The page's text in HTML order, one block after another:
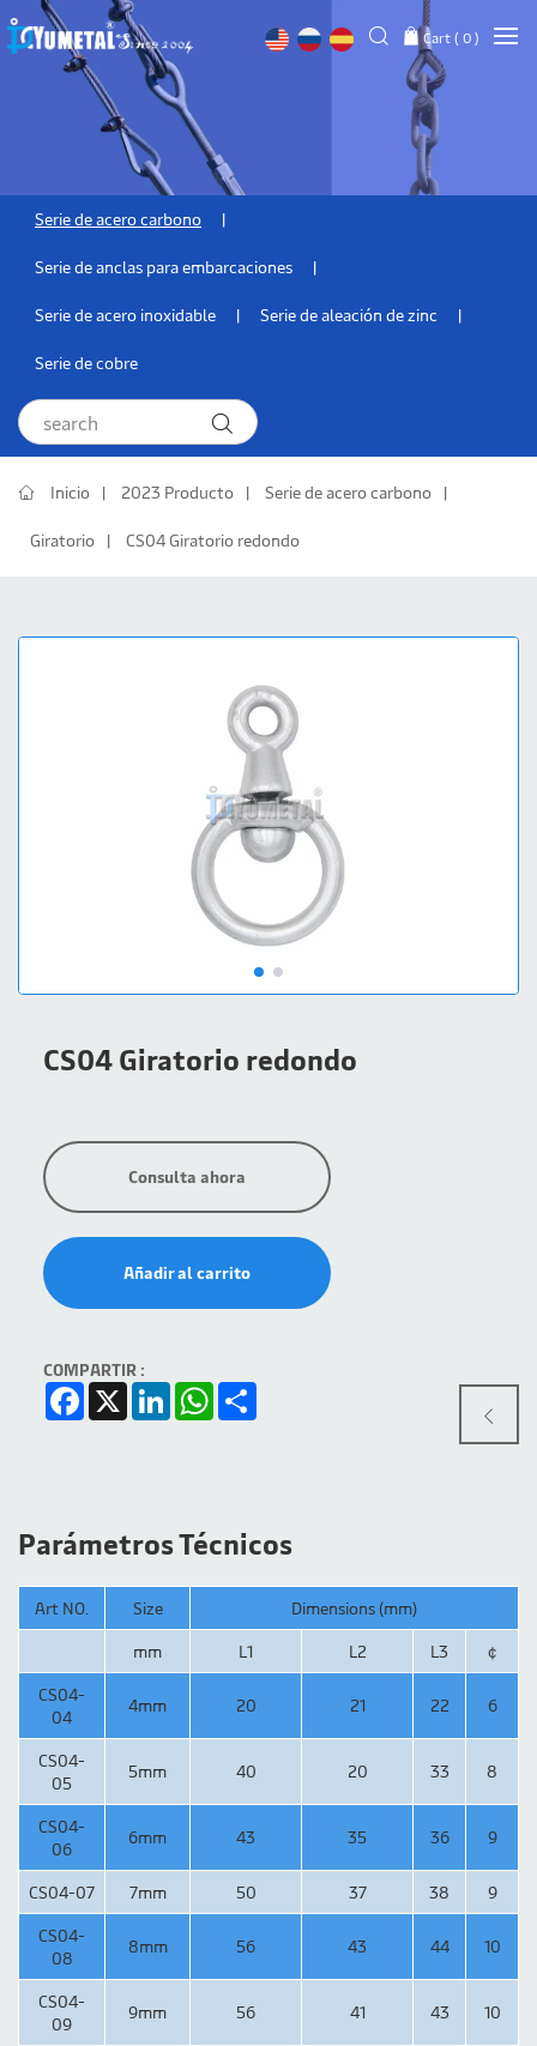
Cart ( 0)
Serie de acero carbono
Serie de anclas para embarcaciones
Serie de acero inoxidable Serie de aleación de zinc
Serie de cobre
Inicio 2023 Producto Serie de acero carbono
Giratorio CS04 Giratorio redondo
CS04 Giratorio redondo
Consulta ahora
Añadir al carrito
COMPARTIR :
Facebook
X LinkedInWhatsApp
Share
Parámetros Técnicos
Art NO. Size
Dimensions (mm)
mm
L1 L2 L3
￠
CS04-
04
4mm 20 21 22 6
CS04-
05
5mm 40 20 33 8
CS04-
06
6mm 43 35 36 9
CS04-07 7mm 50 37 38
9
CS04-
08
8mm 56 43 44 10
CS04-
09
9mm 56 41 43 10